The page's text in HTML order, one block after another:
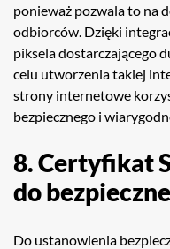
ponieważ pozwala to na
odbiorców. Dzięki
piksela dostarczającego
celu utworzenia takiej
strony internetowe
bezpiecznego i
8. Certyfikat
do
Do ustanowienia